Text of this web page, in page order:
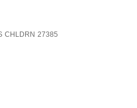
CHLDRN 27385